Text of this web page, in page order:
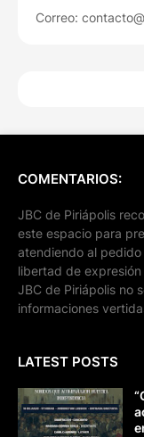
Correo:
COMENTARIOS:
JBC de Piriápolis
este espacio para
atendiendo al
libertad de
JBC de Piriápolis no
informaciones
LATEST POSTS